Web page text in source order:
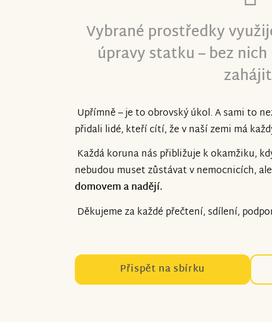
Vybrané prostředky
úpravy statku – bez
Upřímně – je to obrovský úkol. A sami to
přidali lidé, kteří cítí, že v naší zemi má
Každá koruna nás přibližuje k okamžiku,
nebudou muset zůstávat v nemocnicích,
domovem a nadějí.
Děkujeme za každé přečtení, sdílení,
Přispět na sbírku